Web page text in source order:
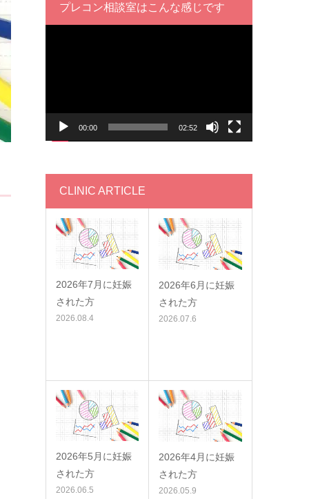
プレコン相談室はこんな感じです
00:00 02:52
CLINIC ARTICLE
2026年7月に妊娠
された方
2026.08.4
2026年6月に妊娠
された方
2026.07.6
2026年5月に妊娠
された方
2026.06.5
2026年4月に妊娠
された方
2026.05.9